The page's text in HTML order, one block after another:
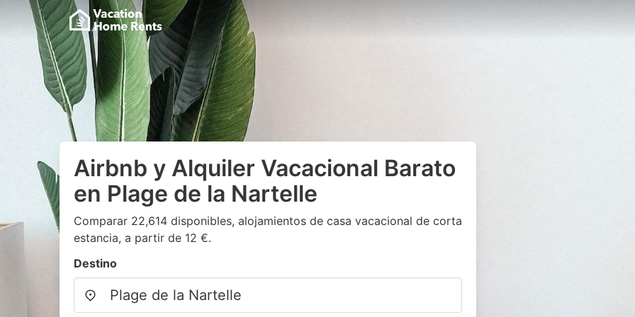
Airbnb y Alquiler Vacacional Barato
en Plage de la Nartelle
Comparar 22,614 disponibles, alojamientos de casa vacacional de corta
estancia, a partir de 12 €.
Destino